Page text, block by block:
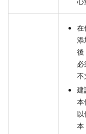
在
添
後
不
建
本
本